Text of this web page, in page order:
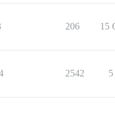
206 15
2542